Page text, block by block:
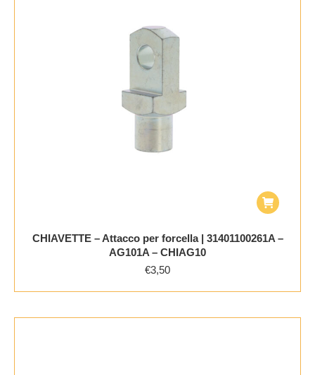
CHIAVETTE – Attacco per forcella | 31401100261A –
AG101A – CHIAG10
€3,50